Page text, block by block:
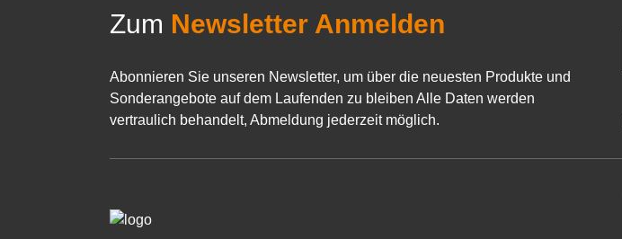
Zum Newsletter Anmelden
Abonnieren Sie unseren Newsletter, um über die neuesten Produkte und
Sonderangebote auf dem Laufenden zu bleiben Alle Daten werden
vertraulich behandelt, Abmeldung jederzeit möglich.